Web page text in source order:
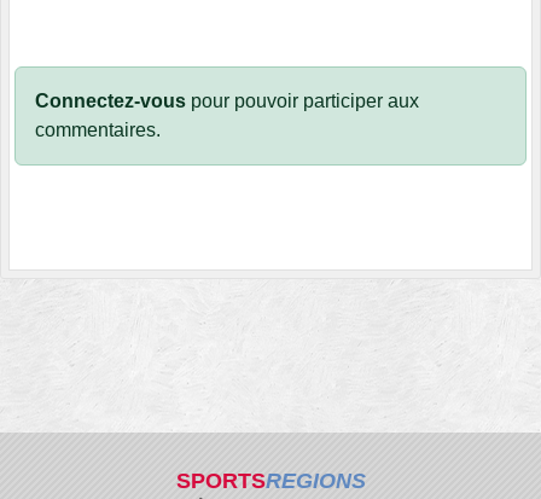
Connectez-vous pour pouvoir participer aux
commentaires.
SPORTSREGIONS